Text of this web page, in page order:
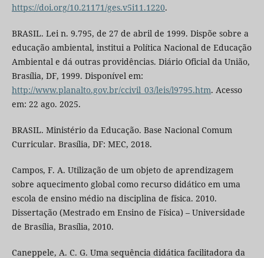
https://doi.org/10.21171/ges.v5i11.1220.
BRASIL. Lei n. 9.795, de 27 de abril de 1999. Dispõe sobre a
educação ambiental, institui a Política Nacional de Educação
Ambiental e dá outras providências. Diário Oficial da União,
Brasília, DF, 1999. Disponível em:
http://www.planalto.gov.br/ccivil_03/leis/l9795.htm. Acesso
em: 22 ago. 2025.
BRASIL. Ministério da Educação. Base Nacional Comum
Curricular. Brasília, DF: MEC, 2018.
Campos, F. A. Utilização de um objeto de aprendizagem
sobre aquecimento global como recurso didático em uma
escola de ensino médio na disciplina de física. 2010.
Dissertação (Mestrado em Ensino de Física) – Universidade
de Brasília, Brasília, 2010.
Caneppele, A. C. G. Uma sequência didática facilitadora da